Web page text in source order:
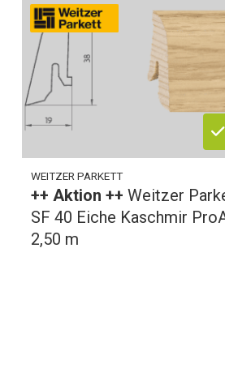
WEITZER PARKETT
++ Aktion ++Weitzer
SF 40 Eiche Kaschmir
2,50 m